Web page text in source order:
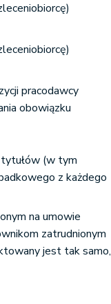
pracodawcy
obowiązku
tytułów (w tym
z każdego
na umowie
zatrudnionym
jest tak samo,